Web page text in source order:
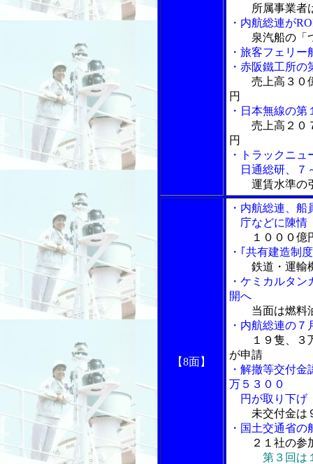
所属事業者
・内航総連が
泉汽船の「
・旅客フェリ
・赤阪鐵工所
売上高３０
円
・日本無線の
売上高２０
円
・トラックニュ
日通総研、７
運賃水準の
【8面】
・内航総連、
庁などに陳情
１０００億
・｢共有建造制
鉄道・運輸
・ケミカルタ
開へ
当面は燃料
・内航総連の
１９隻、３万
が申請
・解撤等交付
万５３００
円が取り下げ
未交付金は
・国土交通省
２１社の参
第３回は